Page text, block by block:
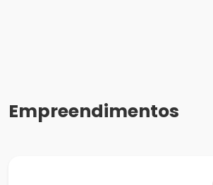
Empreendimentos